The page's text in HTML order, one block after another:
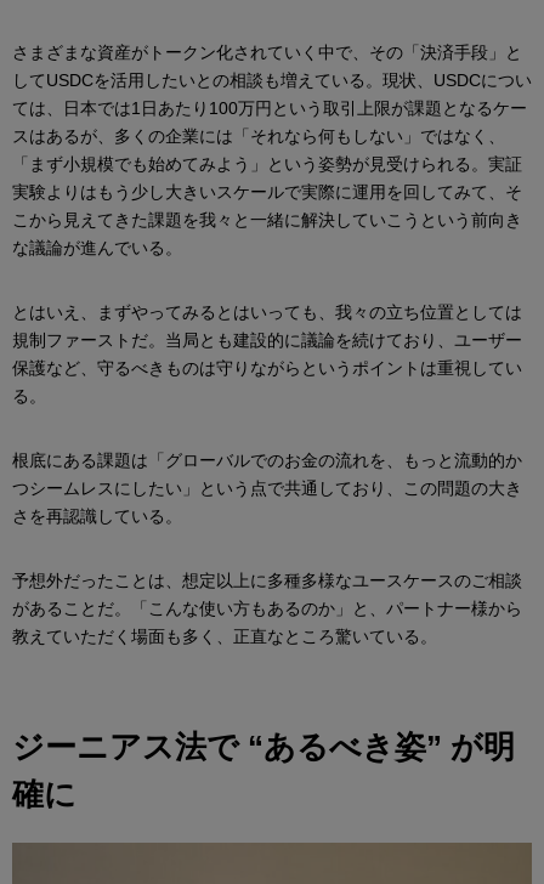
さまざまな資産がトークン化されていく中で、その「決済手段」と
してUSDCを活用したいとの相談も増えている。現状、USDCについ
ては、日本では1日あたり100万円という取引上限が課題となるケー
スはあるが、多くの企業には「それなら何もしない」ではなく、
「まず小規模でも始めてみよう」という姿勢が見受けられる。実証
実験よりはもう少し大きいスケールで実際に運用を回してみて、そ
こから見えてきた課題を我々と一緒に解決していこうという前向き
な議論が進んでいる。
とはいえ、まずやってみるとはいっても、我々の立ち位置としては
規制ファーストだ。当局とも建設的に議論を続けており、ユーザー
保護など、守るべきものは守りながらというポイントは重視してい
る。
根底にある課題は「グローバルでのお金の流れを、もっと流動的か
つシームレスにしたい」という点で共通しており、この問題の大き
さを再認識している。
予想外だったことは、想定以上に多種多様なユースケースのご相談
があることだ。「こんな使い方もあるのか」と、パートナー様から
教えていただく場面も多く、正直なところ驚いている。
ジーニアス法で “あるべき姿” が明
確に